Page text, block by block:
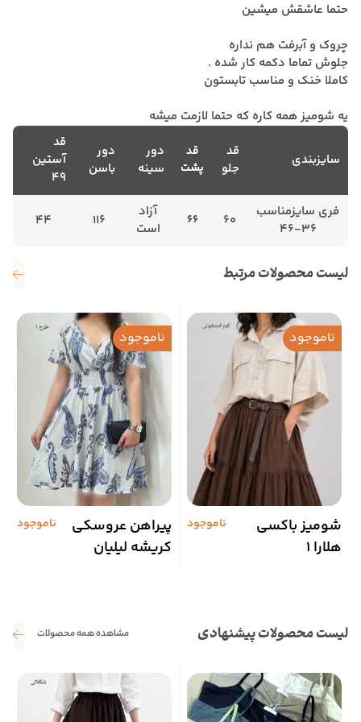
حتما عاشقش میشین
چروک و آبرفت هم نداره
جلوش تماما دکمه کار شده .
کاملا خنک و مناسب تابستون
یه شومیز همه کاره که حتما لازمت میشه
سایزبندی
قد
جلو
قد
پشت
دور
سینه
دور
باسن
قد
آستین
49
فری سایزمناسب
۳۶-۴۶
60
66
آزاد
است
116
44
لیست محصولات مرتبط
ناموجود
شومیز باکسی
هلارا 1
ناموجود
ناموجود
پیراهن عروسکی
کریشه لیلیان
ناموجود
لیست محصولات پیشنهادی مشاهده همه محصولات